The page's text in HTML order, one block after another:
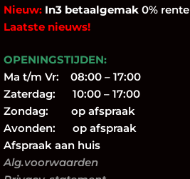
Nieuw: In3 betaalgemak 0% rente
Laatste nieuws!
OPENINGSTIJDEN:
Ma t/m Vr: 08:00 – 17:00
Zaterdag: 10:00 – 17:00
Zondag: op afspraak
Avonden: op afspraak
Afspraak aan huis
Alg.voorwaarden